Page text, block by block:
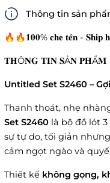
Thông tin sản
🔥🔥𝟏𝟎𝟎% 𝐜𝐡𝐞 𝐭𝐞̂𝐧 - 𝐒𝐡𝐢𝐩
𝐓𝐇Ô𝐍𝐆 𝐓𝐈𝐍 𝐒Ả𝐍 𝐏𝐇Ẩ𝐌
Untitled Set S2460 –
Thanh thoát, nhẹ
Set S2460 là bộ đồ lót
sự tự do, tối giản
cảm ngọt ngào và
Thiết kế không gọng,